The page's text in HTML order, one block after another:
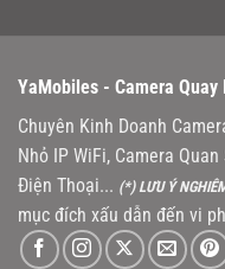
YaMobiles - Camera Quay
Chuyên Kinh Doanh
Nhỏ IP WiFi, Camera
Điện Thoại... (*) LƯU Ý
mục đích xấu dẫn đến vi